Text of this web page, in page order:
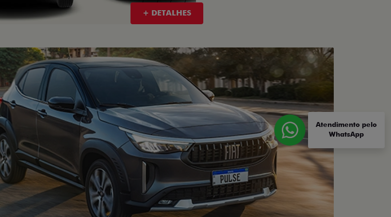
Atendimento pelo
WhatsApp